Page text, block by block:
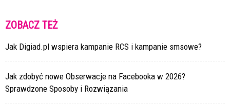
ZOBACZ TEŻ
Jak Digiad.pl wspiera kampanie RCS i kampanie smsowe?
Jak zdobyć nowe Obserwacje na Facebooka w 2026?
Sprawdzone Sposoby i Rozwiązania